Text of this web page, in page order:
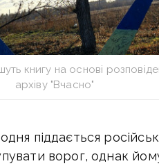
книгу на основі
архіву "Вчасно"
піддається
ворог, однак